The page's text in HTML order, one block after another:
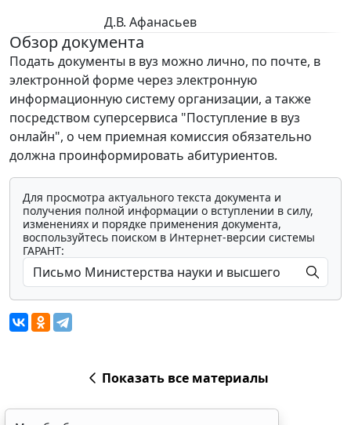
Д.В. Афанасьев
Обзор документа
Подать документы в вуз можно лично, по почте, в
электронной форме через электронную
информационную систему организации, а также
посредством суперсервиса "Поступление в вуз
онлайн", о чем приемная комиссия обязательно
должна проинформировать абитуриентов.
Для просмотра актуального текста документа и
получения полной информации о вступлении в силу,
изменениях и порядке применения документа,
воспользуйтесь поиском в Интернет-версии системы
ГАРАНТ:
Показать все материалы